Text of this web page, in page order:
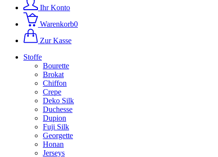
Ihr Konto
Warenkorb0
Zur Kasse
Stoffe
Bourette
Brokat
Chiffon
Crepe
Deko Silk
Duchesse
Dupion
Fuji Silk
Georgette
Honan
Jerseys